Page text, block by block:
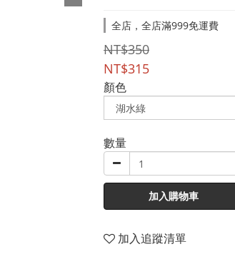
全店，全店滿999免運費
NT$350
NT$315
顏色
數量
加入購物車
加入追蹤清單